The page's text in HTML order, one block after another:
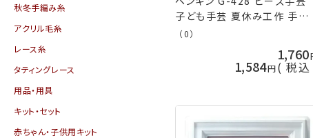
秋冬手編み糸
アクリル毛糸
レース糸
タティングレース
用品・用具
キット・セット
赤ちゃん・子供用キット
子ども手芸 夏休み工作 手芸キ
ット nsk 手芸の山久
（0）
1,760
1,584 税込